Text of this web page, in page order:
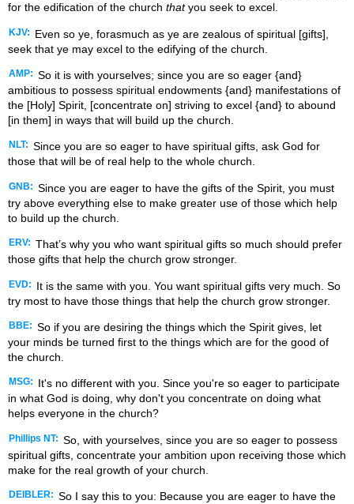
for the edification of the church thatyou seek to excel.
KJV:
Even so ye, forasmuch as ye are zealous of spiritual [gifts],
seek that ye may excel to the edifying of the church.
AMP: So it is with yourselves; since you are so eager {and}
ambitious to possess spiritual endowments {and} manifestations of
the [Holy] Spirit, [concentrate on] striving to excel {and} to abound
[in them] in ways that will build up the church.
NLT: Since you are so eager to have spiritual gifts, ask God for
those that will be of real help to the whole church.
GNB: Since you are eager to have the gifts of the Spirit, you must
try above everything else to make greater use of those which help
to build up the church.
ERV: That’s why you who want spiritual gifts so much should prefer
those gifts that help the church grow stronger.
EVD:
It is the same with you. You want spiritual gifts very much. So
try most to have those things that help the church grow stronger.
BBE: So if you are desiring the things which the Spirit gives, let
your minds be turned first to the things which are for the good of
the church.
MSG:
It's no different with you. Since you're so eager to participate
in what God is doing, why don't you concentrate on doing what
helps everyone in the church?
Phillips NT: So, with yourselves, since you are so eager to possess
spiritual gifts, concentrate your ambition upon receiving those which
make for the real growth of your church.
DEIBLER: So I say this to you: Because you are eager to have the